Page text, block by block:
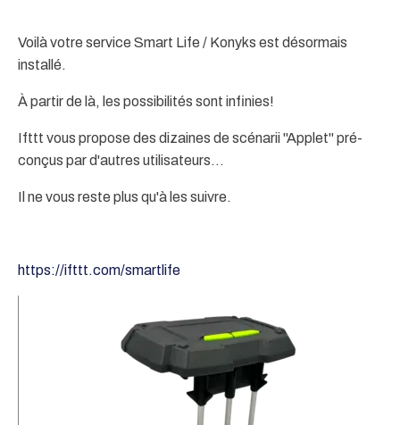
Voilà votre service Smart Life / Konyks est désormais
installé.
À partir de là, les possibilités sont infinies!
Ifttt vous propose des dizaines de scénarii "Applet" pré-
conçus par d'autres utilisateurs...
Il ne vous reste plus qu'à les suivre.
https://ifttt.com/smartlife